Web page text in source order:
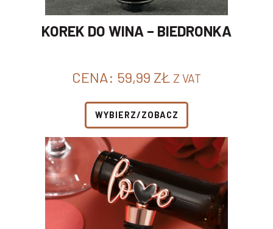
KOREK DO WINA – BIEDRONKA
CENA: 59,99 ZŁ Z VAT
WYBIERZ/ZOBACZ